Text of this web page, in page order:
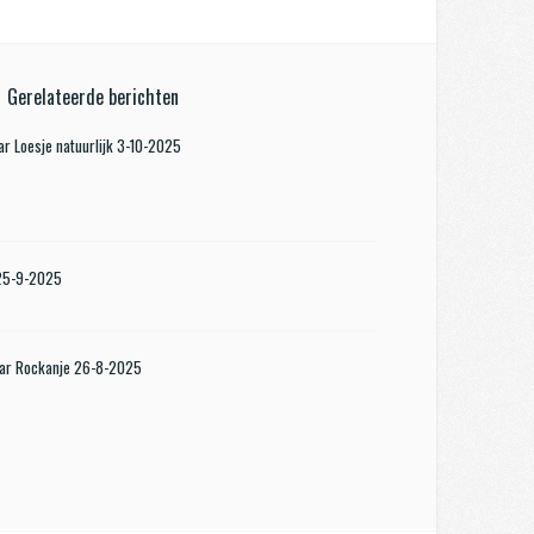
Gerelateerde berichten
Loesje natuurlijk 3-10-2025
9-2025
Rockanje 26-8-2025